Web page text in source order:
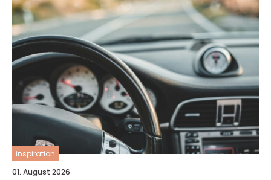
inspiration
01. August 2026